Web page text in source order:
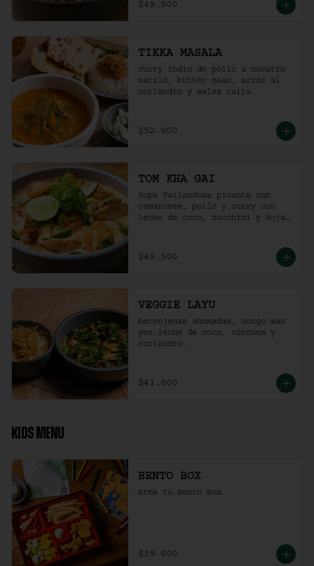
$49.500
TIKKA MASALA
curry indio de pollo a nuestro
estilo, butter naan, arroz al
coriandro y salsa raita.
$52.000
TOM KHA GAI
Sopa Tailandesa picante con
camarones, pollo y curry con
leche de coco, zucchini y hojas
$49.500
VEGGIE LAYU
berenjenas ahumadas, hongo wan
yee,leche de coco, cúrcuma y
coriandro.
$41.000
KIDS MENU
BENTO BOX
Arma tu Bento Box.
$39.000